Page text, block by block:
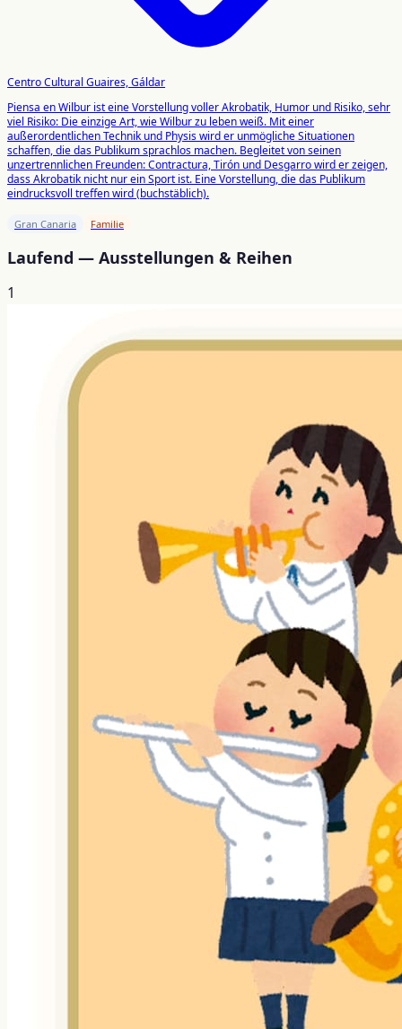
Centro Cultural Guaires, Gáldar
Piensa en Wilbur ist eine Vorstellung voller Akrobatik, Humor und Risiko, sehr
viel Risiko: Die einzige Art, wie Wilbur zu leben weiß. Mit einer
außerordentlichen Technik und Physis wird er unmögliche Situationen
schaffen, die das Publikum sprachlos machen. Begleitet von seinen
unzertrennlichen Freunden: Contractura, Tirón und Desgarro wird er zeigen,
dass Akrobatik nicht nur ein Sport ist. Eine Vorstellung, die das Publikum
eindrucksvoll treffen wird (buchstäblich).
Gran Canaria Familie
Laufend — Ausstellungen & Reihen
1